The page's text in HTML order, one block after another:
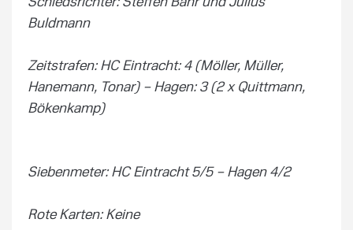
Buldmann
Zeitstrafen: HC Eintracht: 4 (Möller, Müller,
Hanemann, Tonar) – Hagen: 3 (2 x Quittmann,
Bökenkamp)
Siebenmeter: HC Eintracht 5/5 – Hagen 4/2
Rote Karten: Keine